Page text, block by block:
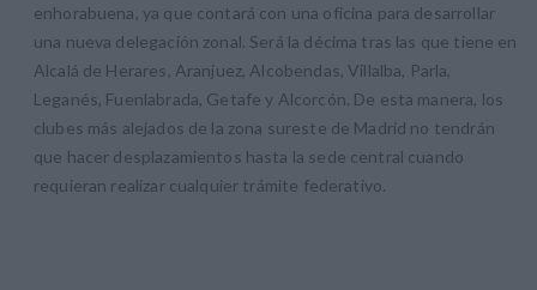
enhorabuena, ya que contará con una oficina para desarrollar
una nueva delegación zonal. Será la décima tras las que tiene en
Alcalá de Herares, Aranjuez, Alcobendas, Villalba, Parla,
Leganés, Fuenlabrada, Getafe y Alcorcón. De esta manera, los
clubes más alejados de la zona sureste de Madrid no tendrán
que hacer desplazamientos hasta la sede central cuando
requieran realizar cualquier trámite federativo.